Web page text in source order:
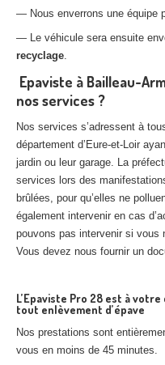
— Nous enverrons une équipe
— Le véhicule sera ensuite
recyclage.
Epaviste à Bailleau-
nos services ?
Nos services s’adressent à
département d’Eure-et-Loir
jardin ou leur garage. La
services lors des
brûlées, pour qu’elles ne
également intervenir en cas
pouvons pas intervenir si vous
Vous devez nous fournir un
L’Epaviste Pro 28 est à
tout enlèvement d’épave
Nos prestations sont
vous en moins de 45 minutes.